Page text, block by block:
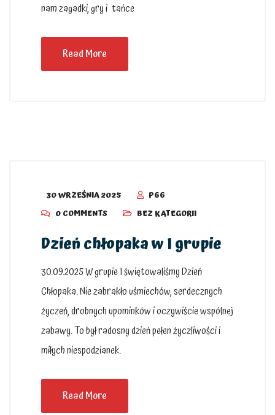
nam zagadki, gry i tańce
Read More
30 WRZEŚNIA 2025
P66
0 COMMENTS
BEZ KATEGORII
Dzień chłopaka w I grupie
30.09.2025 W grupie I świętowaliśmy Dzień
Chłopaka. Nie zabrakło uśmiechów, serdecznych
życzeń, drobnych upominków i oczywiście wspólnej
zabawy. To był radosny dzień pełen życzliwości i
miłych niespodzianek.
Read More